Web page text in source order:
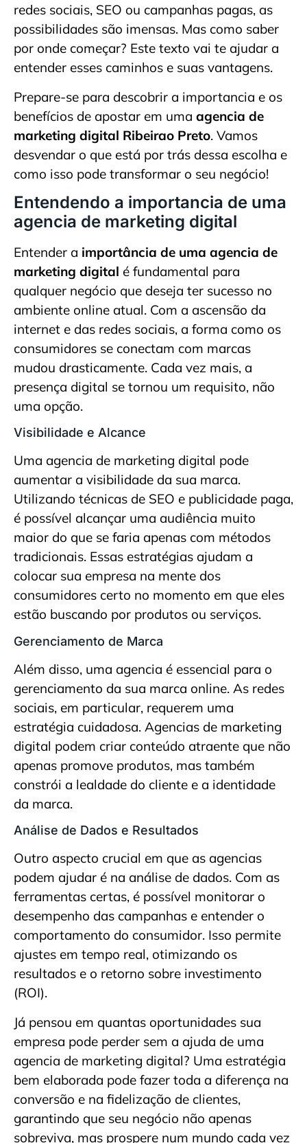
redes sociais, SEO ou campanhas pagas, as
possibilidades são imensas. Mas como saber
por onde começar? Este texto vai te ajudar a
entender esses caminhos e suas vantagens.
Prepare-se para descobrir a importancia e os
benefícios de apostar em uma agencia de
marketing digital Ribeirao Preto. Vamos
desvendar o que está por trás dessa escolha e
como isso pode transformar o seu negócio!
Entendendo a importancia de uma
agencia de marketing digital
Entender a importância de uma agencia de
marketing digital é fundamental para
qualquer negócio que deseja ter sucesso no
ambiente online atual. Com a ascensão da
internet e das redes sociais, a forma como os
consumidores se conectam com marcas
mudou drasticamente. Cada vez mais, a
presença digital se tornou um requisito, não
uma opção.
Visibilidade e Alcance
Uma agencia de marketing digital pode
aumentar a visibilidade da sua marca.
Utilizando técnicas de SEO e publicidade paga,
é possível alcançar uma audiência muito
maior do que se faria apenas com métodos
tradicionais. Essas estratégias ajudam a
colocar sua empresa na mente dos
consumidores certo no momento em que eles
estão buscando por produtos ou serviços.
Gerenciamento de Marca
Além disso, uma agencia é essencial para o
gerenciamento da sua marca online. As redes
sociais, em particular, requerem uma
estratégia cuidadosa. Agencias de marketing
digital podem criar conteúdo atraente que não
apenas promove produtos, mas também
constrói a lealdade do cliente e a identidade
da marca.
Análise de Dados e Resultados
Outro aspecto crucial em que as agencias
podem ajudar é na análise de dados. Com as
ferramentas certas, é possível monitorar o
desempenho das campanhas e entender o
comportamento do consumidor. Isso permite
ajustes em tempo real, otimizando os
resultados e o retorno sobre investimento
(ROI).
Já pensou em quantas oportunidades sua
empresa pode perder sem a ajuda de uma
agencia de marketing digital? Uma estratégia
bem elaborada pode fazer toda a diferença na
conversão e na fidelização de clientes,
garantindo que seu negócio não apenas
sobreviva, mas prospere num mundo cada vez